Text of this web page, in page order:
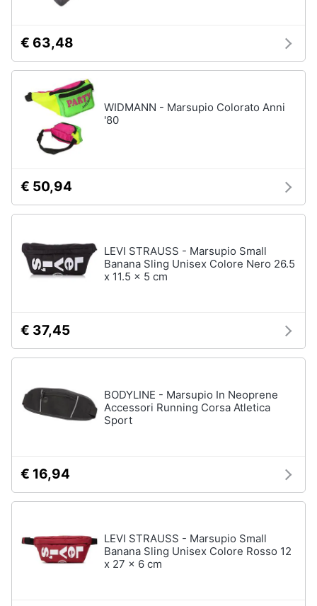
€ 63,48
WIDMANN - Marsupio Colorato Anni
'80
€ 50,94
LEVI STRAUSS - Marsupio Small
Banana Sling Unisex Colore Nero 26.5
x 11.5 x 5 cm
€ 37,45
BODYLINE - Marsupio In Neoprene
Accessori Running Corsa Atletica
Sport
€ 16,94
LEVI STRAUSS - Marsupio Small
Banana Sling Unisex Colore Rosso 12
x 27 x 6 cm